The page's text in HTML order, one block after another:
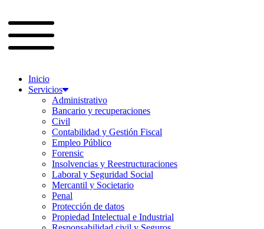
Inicio
Servicios
Administrativo
Bancario y recuperaciones
Civil
Contabilidad y Gestión Fiscal
Empleo Público
Forensic
Insolvencias y Reestructuraciones
Laboral y Seguridad Social
Mercantil y Societario
Penal
Protección de datos
Propiedad Intelectual e Industrial